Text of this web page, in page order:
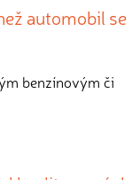
automobil se
benzínovým či